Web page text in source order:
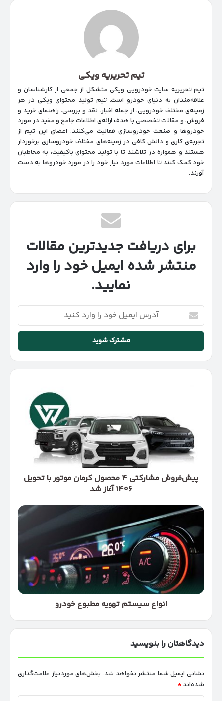
تیم تحریریه ویکی
تیم تحریریه سایت خودرویی ویکی متشکل از جمعی از کارشناسان و
علاقه‌مندان به دنیای خودرو است. تیم تولید محتوای ویکی در هر
زمینه‌‌ی مختلف خودرویی، از جمله اخبار، نقد و بررسی، راهنمای خرید و
فروش، و مقالات تخصصی با هدف ارائه‌ی اطلاعات جامع و مفید در مورد
خودروها و صنعت خودروسازی فعالیت می‌کنند. اعضای این تیم از
تجربه‌ی کاری و دانش کافی در زمینه‌های مختلف خودروسازی برخوردار
هستند و همواره در تلاشند تا با تولید محتوای باکیفیت، به مخاطبان
خود کمک کنند تا اطلاعات مورد نیاز خود را در مورد خودروها به دست
آورند.
برای دریافت جدیدترین مقالات
منتشر شده ایمیل خود را وارد
نمایید.
آدرس
ایمیل
خود
وارد
کنید
موتور
تحویل
آغاز
پیش‌فروش مشارکتی ۴ محصول کرمان موتور با تحویل
۱۴۰۶ آغاز شد
انواع
تهویه
مطبوع
خودرو
انواع سیستم تهویه مطبوع خودرو
دیدگاهتان را بنویسید
نشانی ایمیل شما منتشر نخواهد شد. بخش‌های موردنیاز علامت‌گذاری
شده‌اند *